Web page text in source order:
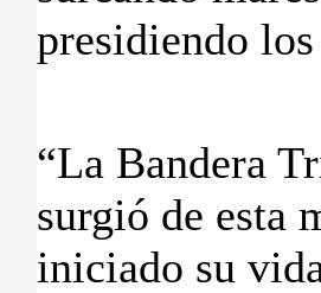
presidiendo
“La Bandera
surgió de esta
iniciado su